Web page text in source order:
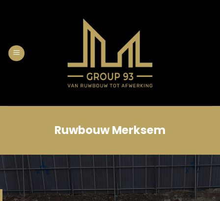
Ruwbouw Merksem